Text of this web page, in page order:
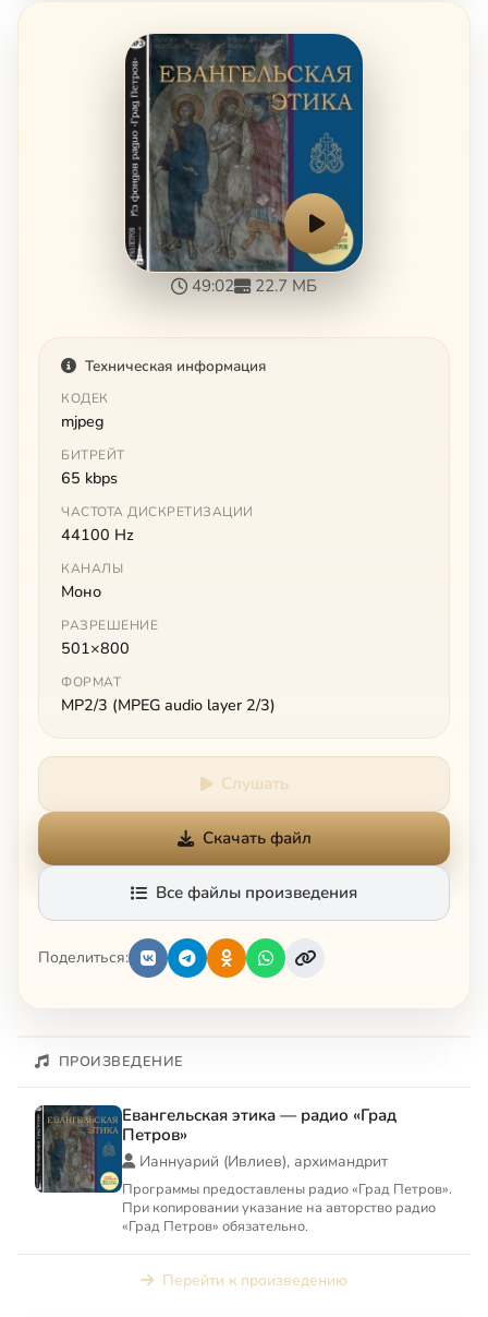
49:02 22.7 МБ
Техническая информация
КОДЕК
mjpeg
БИТРЕЙТ
65 kbps
ЧАСТОТА ДИСКРЕТИЗАЦИИ
44100 Hz
КАНАЛЫ
Моно
РАЗРЕШЕНИЕ
501×800
ФОРМАТ
MP2/3 (MPEG audio layer 2/3)
Слушать
Скачать файл
Все файлы произведения
Поделиться:
ПРОИЗВЕДЕНИЕ
Евангельская этика — радио «Град
Петров»
Ианнуарий (Ивлиев), архимандрит
Программы предоставлены радио «Град Петров».
При копировании указание на авторство радио
«Град Петров» обязательно.
Перейти к произведению